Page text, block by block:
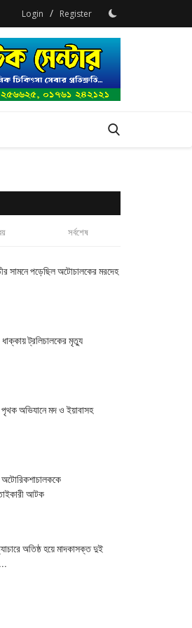
Login / Register
সর্বশেষ
সামনে পড়েছিল অটোচালকের মরদেহ
ধাক্কায় ট্রলিচালকের মৃত্যু
পৃথক অভিযানে মদ ও ইয়াবাসহ
অটোরিকশাচালককে
আটক
অতিষ্ঠ হয়ে মাদকাসক্ত দুই